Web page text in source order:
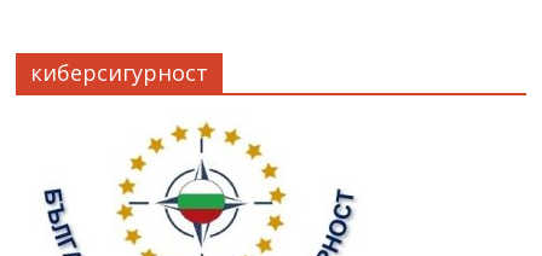
киберсигурност